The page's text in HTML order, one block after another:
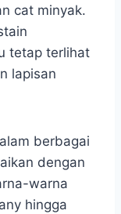
cat minyak.
tetap terlihat
lapisan
berbagai
dengan
warna
hingga